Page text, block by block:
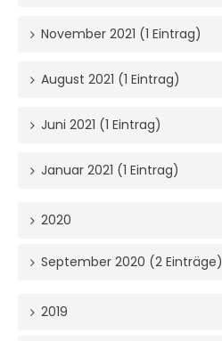
November 2021 (1 Eintrag)
August 2021 (1 Eintrag)
Juni 2021 (1 Eintrag)
Januar 2021 (1 Eintrag)
2020
September 2020 (2 Einträge)
2019